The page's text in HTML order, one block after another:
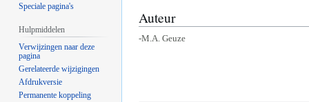
Auteur
-M.A. Geuze
Speciale pagina's
Hulpmiddelen
Verwijzingen naar deze
pagina
Gerelateerde wijzigingen
Afdrukversie
Permanente koppeling